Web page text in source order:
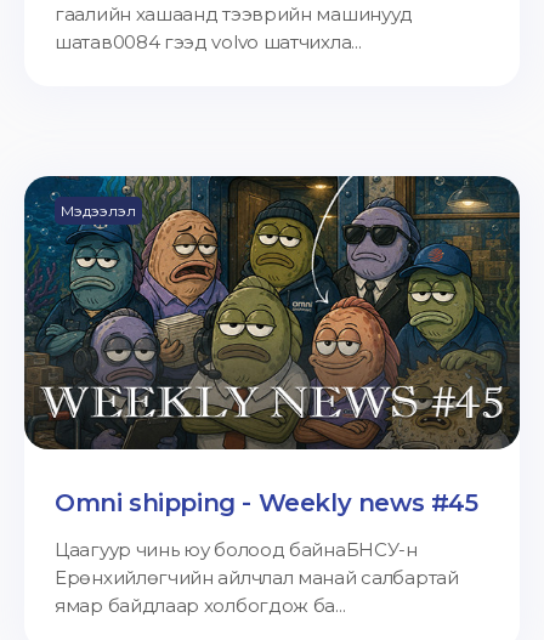
гаалийн хашаанд тээврийн машинууд
шатав0084 гээд volvo шатчихла...
Мэдээлэл
Omni shipping - Weekly news #45
Цаагуур чинь юу болоод байнаБНСУ-н
Ерөнхийлөгчийн айлчлал манай салбартай
ямар байдлаар холбогдож ба...